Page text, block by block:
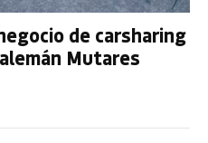
de carsharing
Mutares